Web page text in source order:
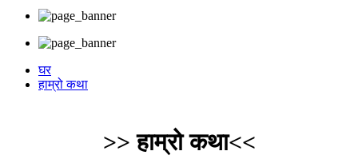
घर
हाम्रो कथा
>> हाम्रो कथा<<